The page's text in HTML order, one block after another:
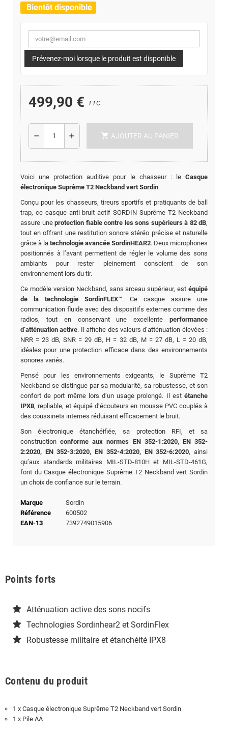
Bientôt disponible
Prévenez-moi lorsque le produit est disponible
499,90 € TTC
remove add shopping_cart AJOUTER AU PANIER
Voici une protection auditive pour le chasseur : le Casque
électronique Suprême T2 Neckband vert Sordin.
Conçu pour les chasseurs, tireurs sportifs et pratiquants de ball
trap, ce casque anti-bruit actif SORDIN Suprême T2 Neckband
assure une protection fiable contre les sons supérieurs à 82 dB,
tout en offrant une restitution sonore stéréo précise et naturelle
grâce à la technologie avancée SordinHEAR2. Deux microphones
positionnés à l’avant permettent de régler le volume des sons
ambiants pour rester pleinement conscient de son
environnement lors du tir.
Ce modèle version Neckband, sans arceau supérieur, est équipé
de la technologie SordinFLEX™. Ce casque assure une
communication fluide avec des dispositifs externes comme des
radios, tout en conservant une excellente performance
d’atténuation active. Il affiche des valeurs d’atténuation élevées :
NRR = 23 dB, SNR = 29 dB, H = 32 dB, M = 27 dB, L = 20 dB,
idéales pour une protection efficace dans des environnements
sonores variés.
Pensé pour les environnements exigeants, le Suprême T2
Neckband se distingue par sa modularité, sa robustesse, et son
confort de port même lors d’un usage prolongé. Il est étanche
IPX8, repliable, et équipé d’écouteurs en mousse PVC couplés à
des coussinets internes réduisant efficacement le bruit.
Son électronique étanchéifiée, sa protection RFI, et sa
constructionconforme aux normes EN 352-1:2020, EN 352-
2:2020, EN 352-3:2020, EN 352-4:2020, EN 352-6:2020, ainsi
qu’aux standards militaires MIL-STD-810H et MIL-STD-461G,
font du Casque électronique Suprême T2 Neckband vert Sordin
un choix de confiance sur le terrain.
Marque
Sordin
Référence
600502
EAN-13
7392749015906
Points forts
Atténuation active des sons nocifs
Technologies Sordinhear2 et SordinFlex
Robustesse militaire et étanchéité IPX8
Contenu du produit
1 x Casque électronique Suprême T2 Neckband vert Sordin
1 x Pile AA